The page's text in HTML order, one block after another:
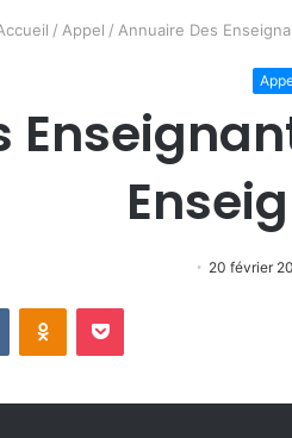
/ Appel / Annuaire Des
20 février
VKontakteOdnoklassniki
Pocket